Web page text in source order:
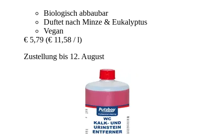
Biologisch abbaubar
Duftet nach Minze & Eukalyptus
Vegan
€ 5,79 (€ 11,58 / l)
Zustellung bis 12. August